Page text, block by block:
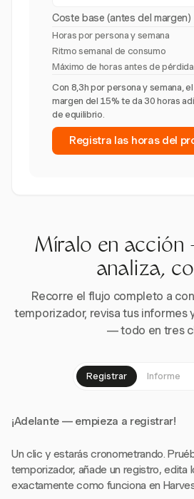
Coste base (antes del margen)
Horas por persona y semana
Ritmo semanal de consumo
Máximo de horas antes de
Con 8,3h por persona y semana,
margen del 15% te da 30 horas
de equilibrio.
Registra las horas del
Míralo en acción
analiza,
Recorre el flujo completo a
temporizador, revisa tus informes
— todo en tres
Registrar Informe
¡Adelante — empieza a registrar!
Un clic y estarás cronometrando.
temporizador, añade un registro, edita
exactamente como funciona en